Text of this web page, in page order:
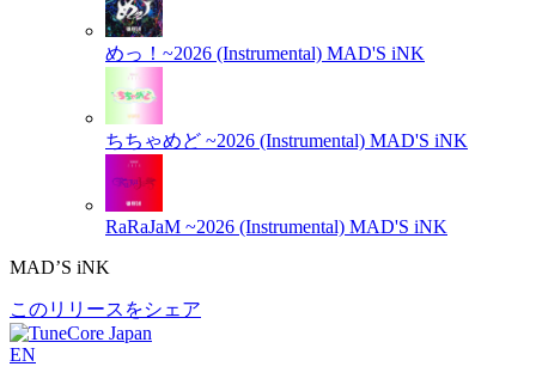
めっ！~2026 (Instrumental) MAD'S iNK
ちちゃめど ~2026 (Instrumental) MAD'S iNK
RaRaJaM ~2026 (Instrumental) MAD'S iNK
MAD’S iNK
このリリースをシェア
EN